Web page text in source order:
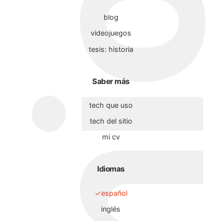
blog
videojuegos
tesis: historia
Saber más
tech que uso
tech del sitio
mi cv
Idiomas
español
inglés